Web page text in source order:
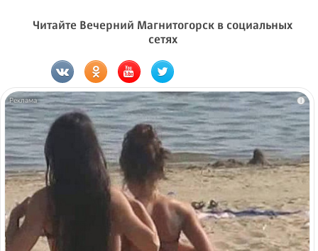
Читайте Вечерний Магнитогорск в социальных
сетях
i